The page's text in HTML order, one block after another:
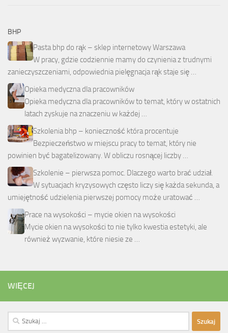
BHP
Pasta bhp do rąk – sklep internetowy Warszawa
W pracy, gdzie codziennie mamy do czynienia z trudnymi
zanieczyszczeniami, odpowiednia pielęgnacja rąk staje się …
Opieka medyczna dla pracowników
Opieka medyczna dla pracowników to temat, który w ostatnich
latach zyskuje na znaczeniu w każdej …
Szkolenia bhp – konieczność która procentuje
Bezpieczeństwo w miejscu pracy to temat, który nie
powinien być bagatelizowany. W obliczu rosnącej liczby …
Szkolenie – pierwsza pomoc. Dlaczego warto brać udział.
W sytuacjach kryzysowych często liczy się każda sekunda, a
umiejętność udzielenia pierwszej pomocy może uratować …
Prace na wysokości – mycie okien na wysokości
Mycie okien na wysokości to nie tylko kwestia estetyki, ale
również wyzwanie, które niesie ze …
WIĘCEJ
Szukaj: